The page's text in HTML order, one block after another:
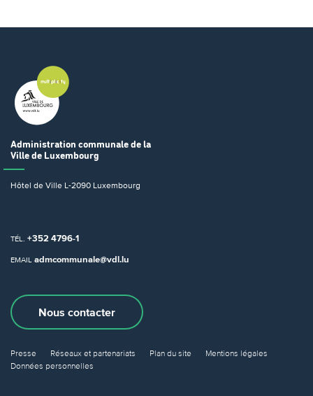
Administration communale de la
Ville de Luxembourg
Hôtel de Ville L-2090 Luxembourg
TÉL. +352 4796-1
EMAIL admcommunale@vdl.lu
Nous contacter
Presse Réseaux et partenariats Plan du site
Mentions légales
Données personnelles